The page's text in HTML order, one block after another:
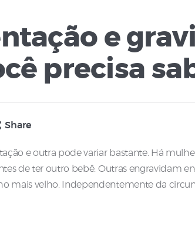
e
precisa
Share
e outra pode variar bastante. Há
de ter outro bebê. Outras engravidam
mais velho. Independentemente da